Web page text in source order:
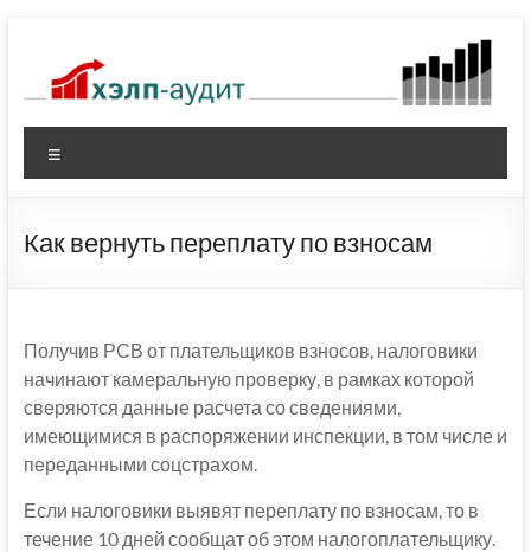
содержимому
Как вернуть переплату по взносам
Получив РСВ от плательщиков взносов, налоговики
начинают камеральную проверку, в рамках которой
сверяются данные расчета со сведениями,
имеющимися в распоряжении инспекции, в том числе и
переданными соцстрахом.
Если налоговики выявят переплату по взносам, то в
течение 10 дней сообщат об этом налогоплательщику.